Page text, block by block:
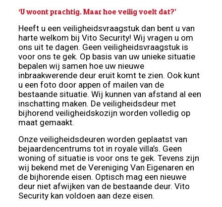
‘U woont prachtig. Maar hoe veilig voelt dat?’
Heeft u een veiligheidsvraagstuk dan bent u van
harte welkom bij Vito Security! Wij vragen u om
ons uit te dagen. Geen veiligheidsvraagstuk is
voor ons te gek. Op basis van uw unieke situatie
bepalen wij samen hoe uw nieuwe
inbraakwerende deur eruit komt te zien. Ook kunt
u een foto door appen of mailen van de
bestaande situatie. Wij kunnen van afstand al een
inschatting maken. De veiligheidsdeur met
bijhorend veiligheidskozijn worden volledig op
maat gemaakt.
Onze veiligheidsdeuren worden geplaatst van
bejaardencentrums tot in royale villa’s. Geen
woning of situatie is voor ons te gek. Tevens zijn
wij bekend met de Vereniging Van Eigenaren en
de bijhorende eisen. Optisch mag een nieuwe
deur niet afwijken van de bestaande deur. Vito
Security kan voldoen aan deze eisen.